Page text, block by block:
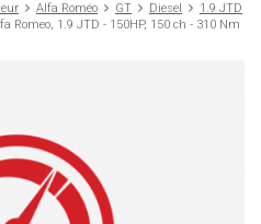
Alfa Roméo GT Diesel
1.9 JTD
Romeo, 1.9 JTD - 150HP, 150 ch - 310 Nm